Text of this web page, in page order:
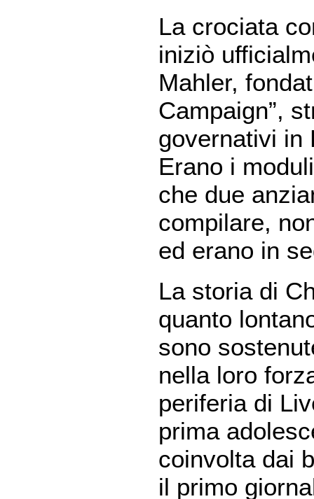
La crociata
iniziò
Mahler,
Campaign”,
governativi in
Erano i
che due
compilare,
ed erano in
La storia di
quanto
sono
nella loro
periferia di
prima
coinvolta dai
il primo